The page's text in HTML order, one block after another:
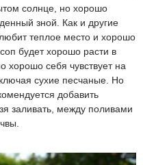
солнце, но хорошо
зной. Как и другие
теплое место и хорошо
будет хорошо расти в
хорошо себя чувствует на
сухие песчаные. Но
добавить
заливать, между поливами